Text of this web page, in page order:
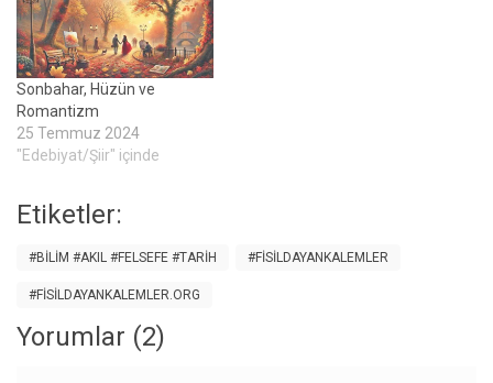
Sonbahar, Hüzün ve
Romantizm
25 Temmuz 2024
"Edebiyat/Şiir" içinde
Etiketler:
#BILIM #AKIL #FELSEFE #TARIH #FISILDAYANKALEMLER
#FISILDAYANKALEMLER.ORG
Yorumlar (2)